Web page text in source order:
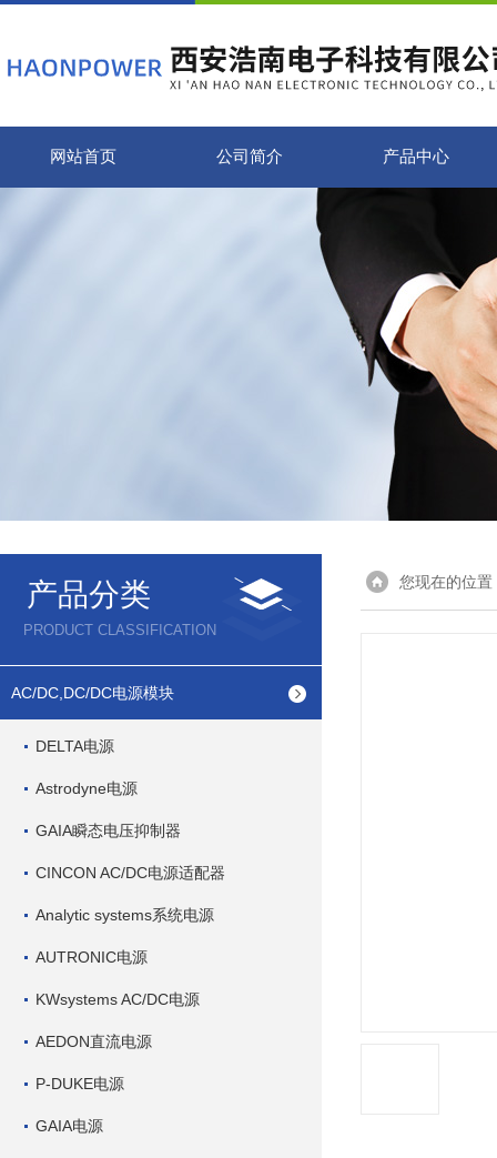
网站首页 公司简介 产品中心
产品分类
PRODUCT CLASSIFICATION
AC/DC,DC/DC电源模块
DELTA电源
Astrodyne电源
GAIA瞬态电压抑制器
CINCON AC/DC电源适配器
Analytic systems系统电源
AUTRONIC电源
KWsystems AC/DC电源
AEDON直流电源
P-DUKE电源
GAIA电源
您现在的位置